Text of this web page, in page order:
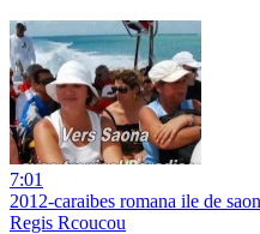
7:01
2012-caraibes romana ile de
Regis Rcoucou